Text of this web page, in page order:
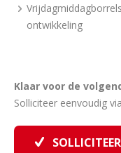
ontwikkeling
Klaar voor de
Solliciteer eenvoudig